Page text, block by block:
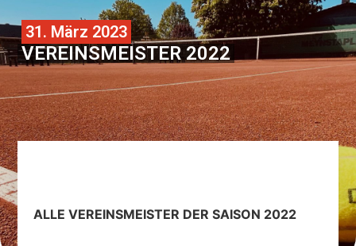
31. März 2023
VEREINSMEISTER 2022
ALLE VEREINSMEISTER DER SAISON 2022